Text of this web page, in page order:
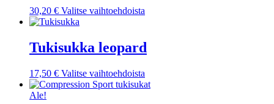
30,20 € Valitse vaihtoehdoista
useampi
muunnelma.
tehdä
valinnat
Tukisukka leopard
17,50 € Valitse vaihtoehdoista
tuotteella
Ale!